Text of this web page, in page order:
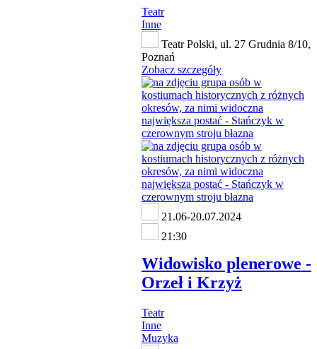
Teatr
Inne
Teatr Polski, ul. 27 Grudnia 8/10,
Poznań
Zobacz szczegóły
21.06-20.07.2024
21:30
Widowisko plenerowe -
Orzeł i Krzyż
Teatr
Inne
Muzyka